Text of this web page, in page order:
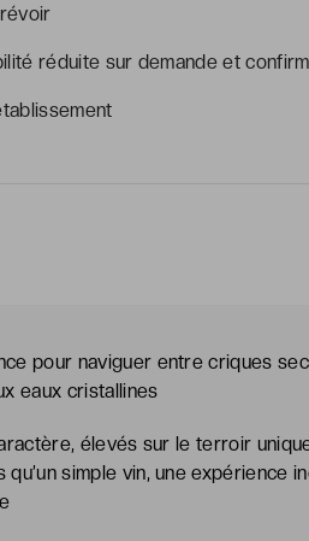
réduite sur demande et
pour naviguer entre criques
eaux cristallines
élevés sur le terroir
simple vin, une expérience